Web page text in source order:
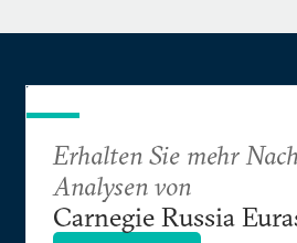
Erhalten Sie mehr
Analysen von
Carnegie Russia